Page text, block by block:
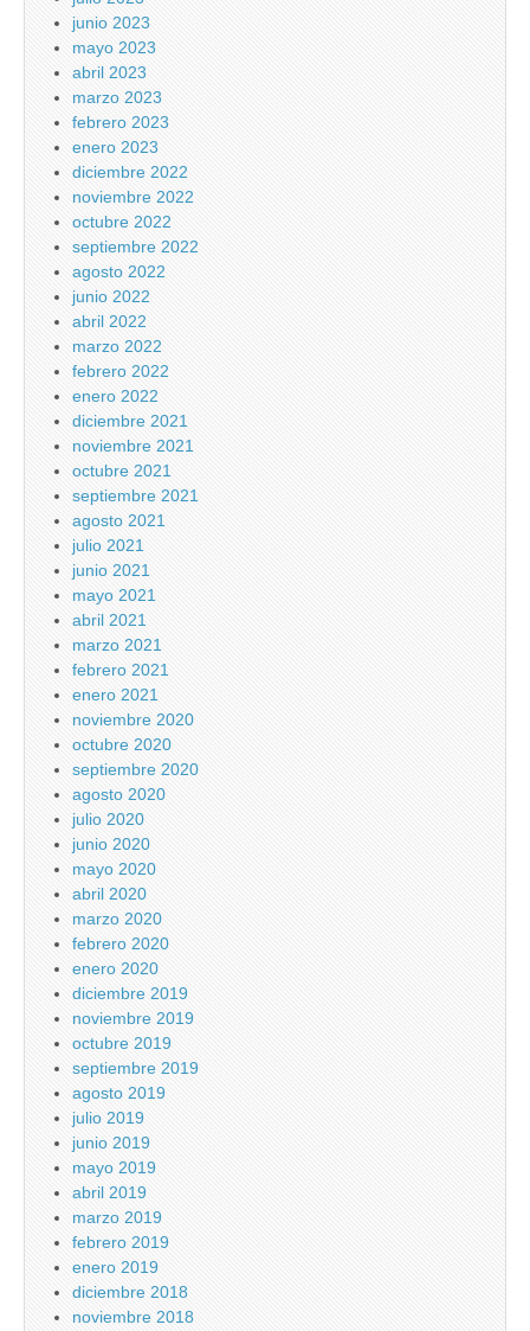
junio 2023
mayo 2023
abril 2023
marzo 2023
febrero 2023
enero 2023
diciembre 2022
noviembre 2022
octubre 2022
septiembre 2022
agosto 2022
junio 2022
abril 2022
marzo 2022
febrero 2022
enero 2022
diciembre 2021
noviembre 2021
octubre 2021
septiembre 2021
agosto 2021
julio 2021
junio 2021
mayo 2021
abril 2021
marzo 2021
febrero 2021
enero 2021
noviembre 2020
octubre 2020
septiembre 2020
agosto 2020
julio 2020
junio 2020
mayo 2020
abril 2020
marzo 2020
febrero 2020
enero 2020
diciembre 2019
noviembre 2019
octubre 2019
septiembre 2019
agosto 2019
julio 2019
junio 2019
mayo 2019
abril 2019
marzo 2019
febrero 2019
enero 2019
diciembre 2018
noviembre 2018